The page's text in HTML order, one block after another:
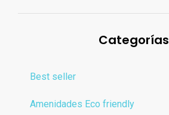
Categorías
Best seller
Amenidades Eco friendly